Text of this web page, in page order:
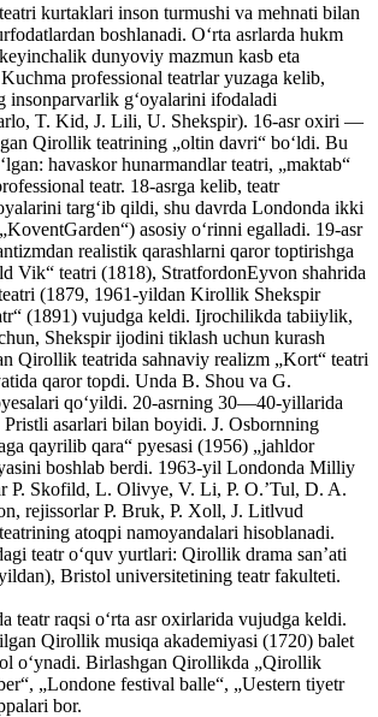
kurtaklari inson turmushi va mehnati bilan
boshlanadi. Oʻrta asrlarda hukm
dunyoviy mazmun kasb eta
professional teatrlar yuzaga kelib,
insonparvarlik gʻoyalarini ifodaladi
T. Kid, J. Lili, U. Shekspir). 16-asr oxiri —
Qirollik teatrining „oltin davri“ boʻldi. Bu
havaskor hunarmandlar teatri, „maktab“
teatr. 18-asrga kelib, teatr
targʻib qildi, shu davrda Londonda ikki
asosiy oʻrinni egalladi. 19-asr
realistik qarashlarni qaror toptirishga
Vik“ teatri (1818), StratfordonEyvon shahrida
(1879, 1961-yildan Kirollik Shekspir
(1891) vujudga keldi. Ijrochilikda tabiiylik,
Shekspir ijodini tiklash uchun kurash
Qirollik teatrida sahnaviy realizm „Kort“ teatri
qaror topdi. Unda B. Shou va G.
qoʻyildi. 20-asrning 30—40-yillarida
asarlari bilan boyidi. J. Osbornning
qayrilib qara“ pyesasi (1956) „jahldor
boshlab berdi. 1963-yil Londonda Milliy
P. Skofild, L. Olivye, V. Li, P. O.’Tul, D. A.
rejissorlar P. Bruk, P. Xoll, J. Litlvud
atoqpi namoyandalari hisoblanadi.
teatr oʻquv yurtlari: Qirollik drama sanʼati
Bristol universitetining teatr fakulteti.
teatr raqsi oʻrta asr oxirlarida vujudga keldi.
Qirollik musiqa akademiyasi (1720) balet
oʻynadi. Birlashgan Qirollikda „Qirollik
„Londone festival balle“, „Uestern tiyetr
bor.